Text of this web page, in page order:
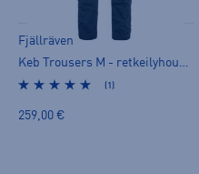
Fjällräven
Keb Trousers M - retkeilyhousut
(1)
259,00 €